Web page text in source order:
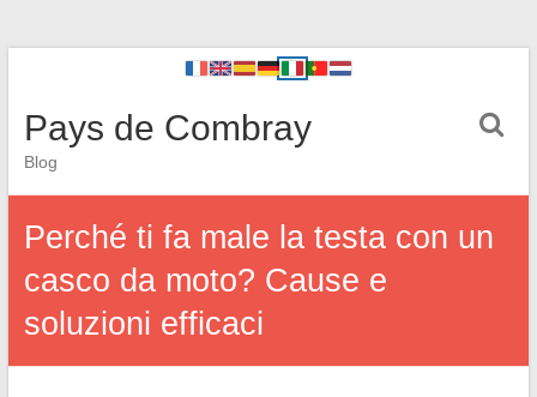
Pays de Combray
Blog
Perché ti fa male la testa con un
casco da moto? Cause e
soluzioni efficaci